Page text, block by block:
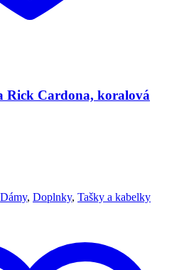
Rick Cardona, koralová
Dámy, Doplnky, Tašky a kabelky